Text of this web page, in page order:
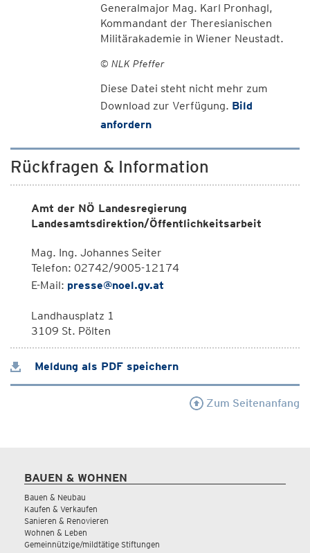
Generalmajor Mag. Karl Pronhagl,
Kommandant der Theresianischen
Militärakademie in Wiener Neustadt.
© NLK Pfeffer
Diese Datei steht nicht mehr zum
Download zur Verfügung. Bild
anfordern
Rückfragen & Information
Amt der NÖ Landesregierung
Landesamtsdirektion/Öffentlichkeitsarbeit
Mag. Ing. Johannes Seiter
Telefon: 02742/9005-12174
E-Mail: presse@noel.gv.at
Landhausplatz 1
3109 St. Pölten
Meldung als PDF speichern
Zum Seitenanfang
BAUEN & WOHNEN
Bauen & Neubau
Kaufen & Verkaufen
Sanieren & Renovieren
Wohnen & Leben
Gemeinnützige/mildtätige Stiftungen